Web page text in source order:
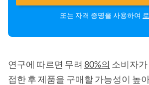
또는 자격 증명을 사용하여
연구에 따르면 무려 80%의 소비자
접한 후 제품을 구매할 가능성이 높